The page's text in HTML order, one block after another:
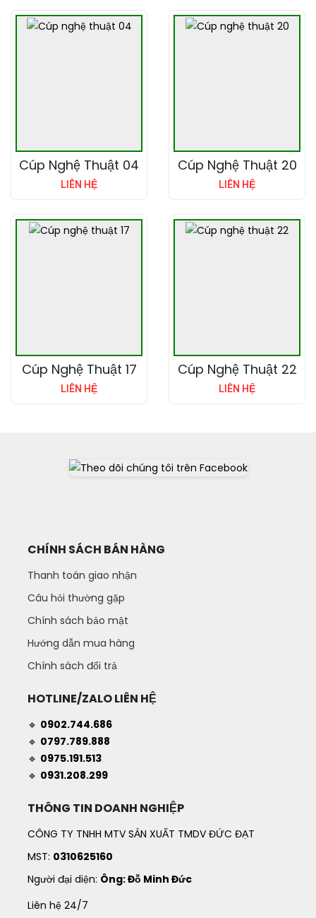
Cúp Nghệ Thuật 04
LIÊN HỆ
Cúp Nghệ Thuật 20
LIÊN HỆ
Cúp Nghệ Thuật 17
LIÊN HỆ
Cúp Nghệ Thuật 22
LIÊN HỆ
CHÍNH SÁCH BÁN HÀNG
Thanh toán giao nhận
Câu hỏi thường gặp
Chính sách bảo mật
Hướng dẫn mua hàng
Chính sách đổi trả
HOTLINE/ZALO LIÊN HỆ
🔹 0902.744.686
🔹 0797.789.888
🔹 0975.191.513
🔹 0931.208.299
THÔNG TIN DOANH NGHIỆP
CÔNG TY TNHH MTV SẢN XUẤT TMDV ĐỨC ĐẠT
MST: 0310625160
Người đại diện: Ông: Đỗ Minh Đức
Liên hệ 24/7